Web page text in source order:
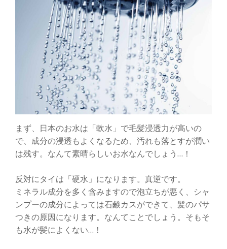
まず、日本のお水は「軟水」で毛髪浸透力が高いの
で、成分の浸透もよくなるため、汚れも落とすが潤い
は残す。なんて素晴らしいお水なんでしょう…！
反対にタイは「硬水」になります。真逆です。
ミネラル成分を多く含みますので泡立ちが悪く、シャ
ンプーの成分によっては石鹸カスができて、髪のパサ
つきの原因になります。なんてことでしょう。そもそ
も水が髪によくない…！